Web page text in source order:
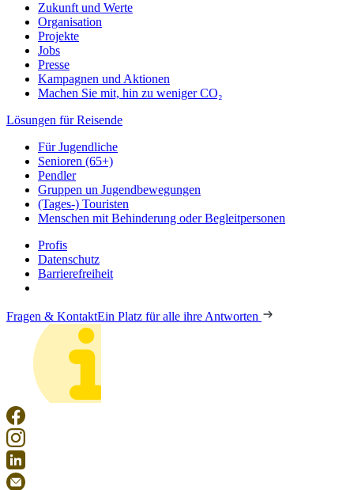
Zukunft und Werte
Organisation
Projekte
Jobs
Presse
Kampagnen und Aktionen
Machen Sie mit, hin zu weniger CO₂
Lösungen für Reisende
Für Jugendliche
Senioren (65+)
Pendler
Gruppen un Jugendbewegungen
(Tages-) Touristen
Menschen mit Behinderung oder Begleitpersonen
Profis
Datenschutz
Barrierefreiheit
Fragen & KontaktEin Platz für alle ihre Antworten